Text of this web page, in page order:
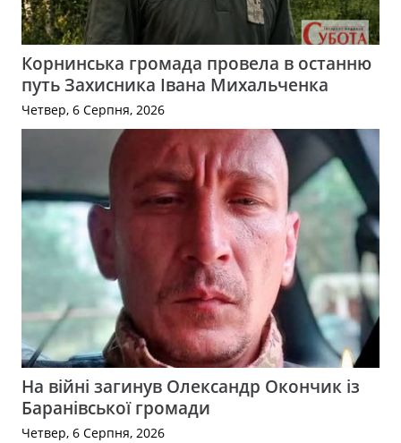
Корнинська громада провела в останню
путь Захисника Івана Михальченка
Четвер, 6 Серпня, 2026
На війні загинув Олександр Окончик із
Баранівської громади
Четвер, 6 Серпня, 2026